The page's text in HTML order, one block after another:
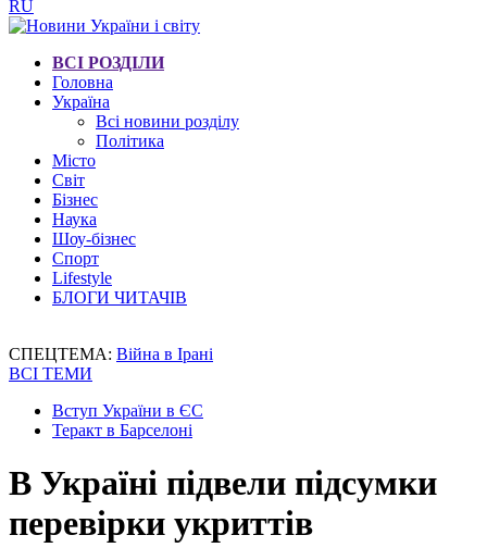
RU
ВСІ РОЗДІЛИ
Головна
Україна
Всі новини розділу
Політика
Місто
Світ
Бізнес
Наука
Шоу-бізнес
Спорт
Lifestyle
БЛОГИ ЧИТАЧІВ
СПЕЦТЕМА: Війна в Ірані
ВСІ ТЕМИ
Вступ України в ЄС
Теракт в Барселоні
В Україні підвели підсумки
перевірки укриттів